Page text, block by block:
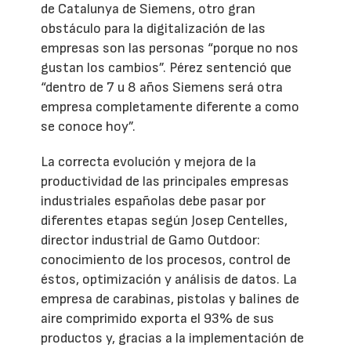
de Catalunya de Siemens, otro gran
obstáculo para la digitalización de las
empresas son las personas “porque no nos
gustan los cambios”. Pérez sentenció que
“dentro de 7 u 8 años Siemens será otra
empresa completamente diferente a como
se conoce hoy”.
La correcta evolución y mejora de la
productividad de las principales empresas
industriales españolas debe pasar por
diferentes etapas según Josep Centelles,
director industrial de Gamo Outdoor:
conocimiento de los procesos, control de
éstos, optimización y análisis de datos. La
empresa de carabinas, pistolas y balines de
aire comprimido exporta el 93% de sus
productos y, gracias a la implementación de